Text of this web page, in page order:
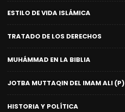
ESTILO DE VIDA ISLÁMICA
TRATADO DE LOS DERECHOS
MUHÁMMAD EN LA BIBLIA
JOTBA MUTTAQIN DEL IMAM ALI (P)
HISTORIA Y POLÍTICA